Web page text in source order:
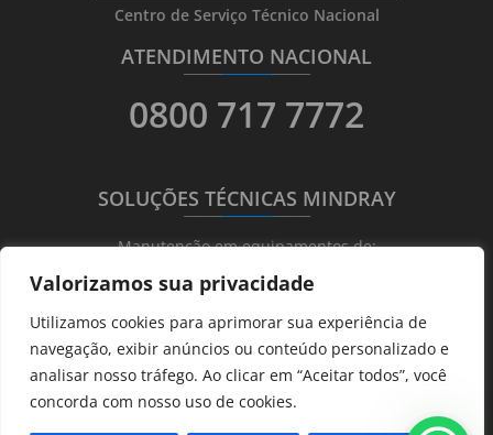
Valorizamos sua privacidade
Utilizamos cookies para aprimorar sua experiência de
navegação, exibir anúncios ou conteúdo personalizado e
analisar nosso tráfego. Ao clicar em “Aceitar todos”, você
concorda com nosso uso de cookies.
Centro de Serviço Técnico Nacional
ATENDIMENTO NACIONAL
_______________________
0800 717 7772
SOLUÇÕES TÉCNICAS MINDRAY
_______________________
Manutenção em equipamentos de:
Ultrassonografia
Ecocardiografia
Transdutores
Hematológicos